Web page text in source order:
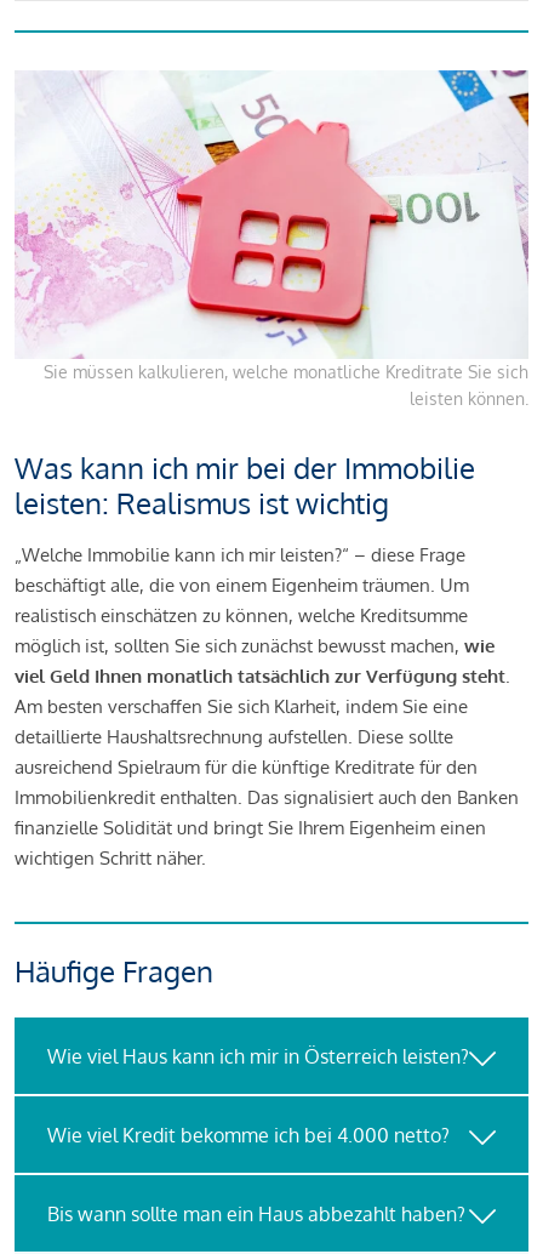
Sie müssen kalkulieren, welche monatliche Kreditrate Sie sich
leisten können.
Was kann ich mir bei der Immobilie
leisten: Realismus ist wichtig
„Welche Immobilie kann ich mir leisten?“ – diese Frage
beschäftigt alle, die von einem Eigenheim träumen. Um
realistisch einschätzen zu können, welche Kreditsumme
möglich ist, sollten Sie sich zunächst bewusst machen, wie
viel Geld Ihnen monatlich tatsächlich zur Verfügung steht.
Am besten verschaffen Sie sich Klarheit, indem Sie eine
detaillierte Haushaltsrechnung aufstellen. Diese sollte
ausreichend Spielraum für die künftige Kreditrate für den
Immobilienkredit enthalten. Das signalisiert auch den Banken
finanzielle Solidität und bringt Sie Ihrem Eigenheim einen
wichtigen Schritt näher.
Häufige Fragen
Wie viel Haus kann ich mir in Österreich leisten?
Wie viel Kredit bekomme ich bei 4.000 netto?
Bis wann sollte man ein Haus abbezahlt haben?